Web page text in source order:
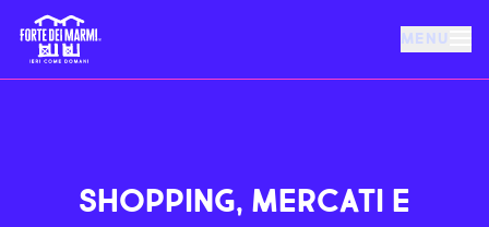
MENU
SHOPPING, MERCATI E